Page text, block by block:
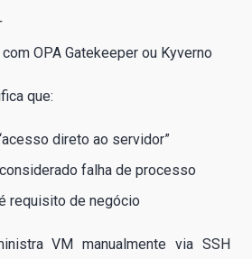
OPA Gatekeeper ou Kyverno
que:
direto ao servidor”
falha de processo
requisito de negócio
VM manualmente via SSH